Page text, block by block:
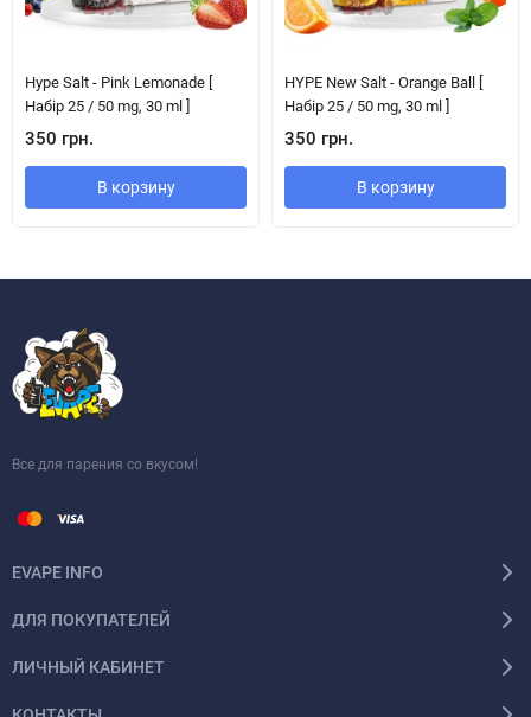
Hype Salt - Pink Lemonade [
Набір 25 / 50 mg, 30 ml ]
350 грн.
В корзину
HYPE New Salt - Orange Ball [
Набір 25 / 50 mg, 30 ml ]
350 грн.
В корзину
Все для парения со вкусом!
EVAPE INFO
ДЛЯ ПОКУПАТЕЛЕЙ
ЛИЧНЫЙ КАБИНЕТ